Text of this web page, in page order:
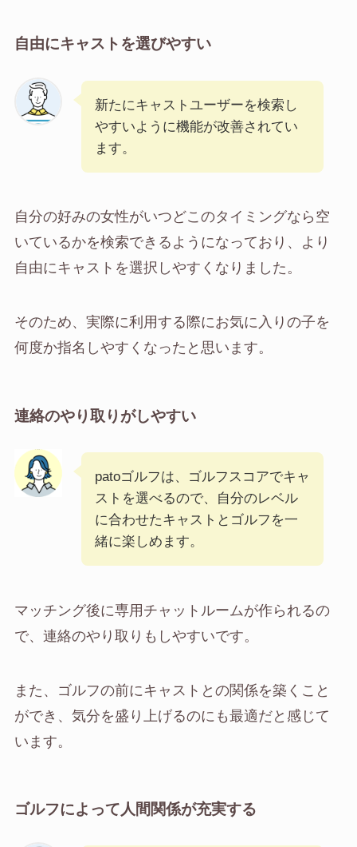
自由にキャストを選びやすい
新たにキャストユーザーを検索し
やすいように機能が改善されてい
ます。
自分の好みの女性がいつどこのタイミングなら空
いているかを検索できるようになっており、より
自由にキャストを選択しやすくなりました。
そのため、実際に利用する際にお気に入りの子を
何度か指名しやすくなったと思います。
連絡のやり取りがしやすい
patoゴルフは、ゴルフスコアでキャ
ストを選べるので、自分のレベル
に合わせたキャストとゴルフを一
緒に楽しめます。
マッチング後に専用チャットルームが作られるの
で、連絡のやり取りもしやすいです。
また、ゴルフの前にキャストとの関係を築くこと
ができ、気分を盛り上げるのにも最適だと感じて
います。
ゴルフによって人間関係が充実する